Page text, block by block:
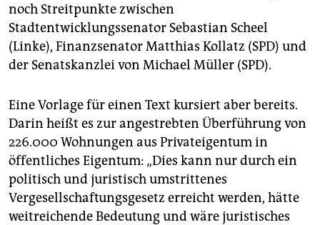
noch Streitpunkte zwischen
Stadtentwicklungssenator Sebastian Scheel
(Linke), Finanzsenator Matthias Kollatz (SPD) und
der Senatskanzlei von Michael Müller (SPD).
Eine Vorlage für einen Text kursiert aber bereits.
Darin heißt es zur angestrebten Überführung von
226.000 Wohnungen aus Privateigentum in
öffentliches Eigentum: „Dies kann nur durch ein
politisch und juristisch umstrittenes
Vergesellschaftungsgesetz erreicht werden, hätte
weitreichende Bedeutung und wäre juristisches